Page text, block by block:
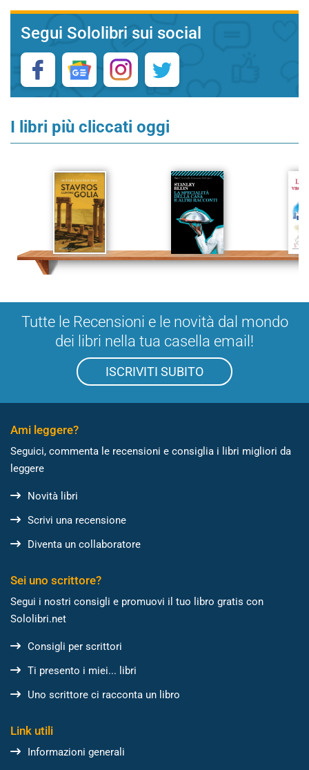
Segui Sololibri sui social
I libri più cliccati oggi
Tutte le Recensioni e le novità dal mondo
dei libri nella tua casella email!
ISCRIVITI SUBITO
Ami leggere?
Seguici, commenta le recensioni e consiglia i libri migliori da
leggere
Novità libri
Scrivi una recensione
Diventa un collaboratore
Sei uno scrittore?
Segui i nostri consigli e promuovi il tuo libro gratis con
Sololibri.net
Consigli per scrittori
Ti presento i miei... libri
Uno scrittore ci racconta un libro
Link utili
Informazioni generali